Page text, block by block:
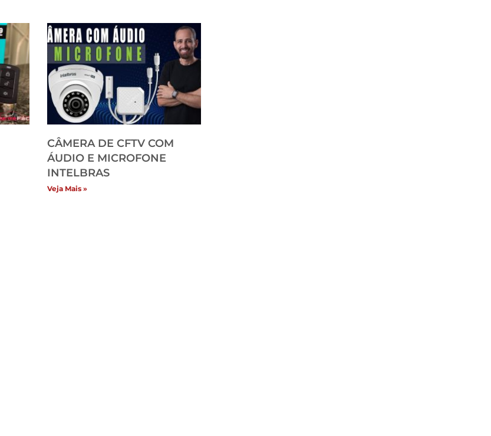
CÂMERA DE CFTV COM
ÁUDIO E MICROFONE
INTELBRAS
Veja Mais »